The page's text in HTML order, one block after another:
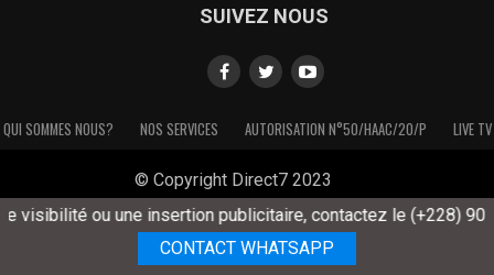
SUIVEZ NOUS
QUI SOMMES NOUS? NOS SERVICES AUTORISATION N°50/HAAC/20/P LIVE TV
© Copyright Direct7 2023
ou une insertion publicitaire, contactez le (+228) 90 99
CONTACT WHATSAPP